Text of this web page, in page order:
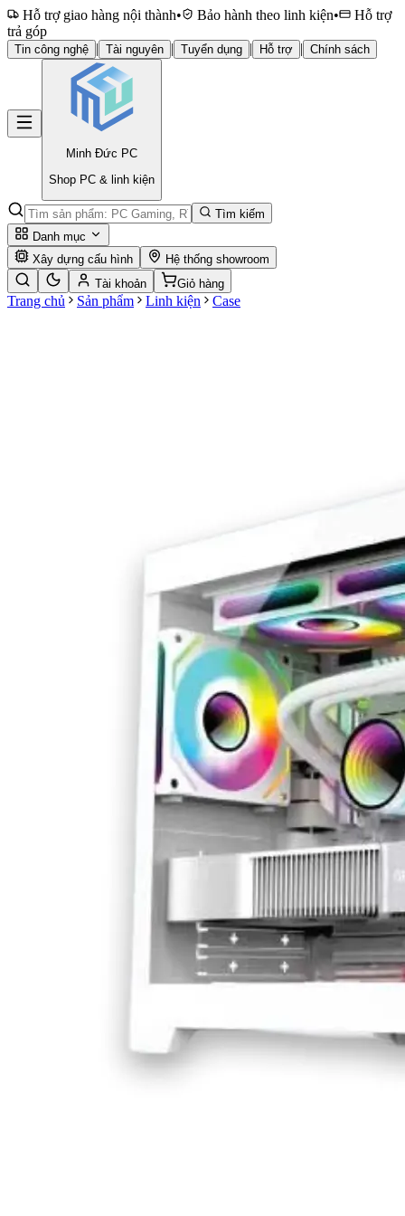
Hỗ trợ giao hàng nội thành• Bảo hành theo linh kiện•
Hỗ trợ
trả góp
Tin công nghệ | Tài nguyên | Tuyển dụng | Hỗ trợ | Chính sách
Minh Đức PC
Shop PC & linh kiện
Tìm kiếm
Danh mục
Xây dựng cấu hình
Hệ thống showroom
Tài khoản
Giỏ hàng
Trang chủ Sản phẩm Linh kiện Case